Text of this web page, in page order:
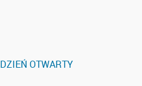
DZIEŃ OTWARTY